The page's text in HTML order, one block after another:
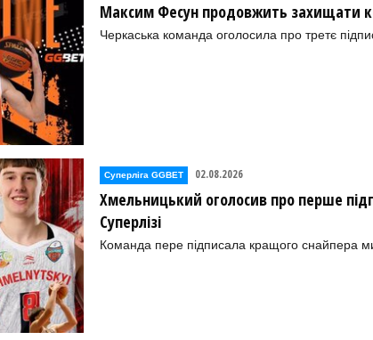
Максим Фесун продовжить захищати
Черкаська команда оголосила про третє
Суперліга GGBET 02.08.2026
Хмельницький оголосив про перше
Суперлізі
Команда пере підписала кращого снайпера